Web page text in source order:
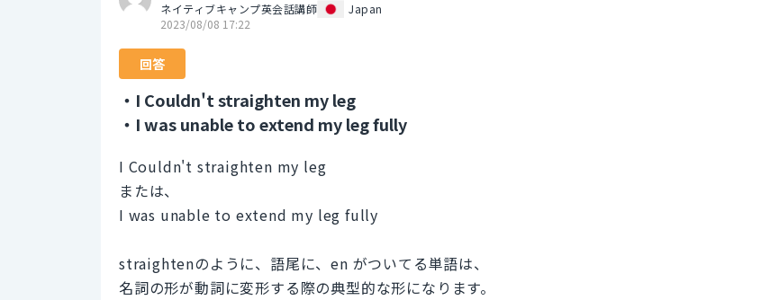
ネイティブキャンプ英会話講師
Japan
2023/08/08 17:22
回答
・I Couldn't straighten my leg
・I was unable to extend my leg fully
I Couldn't straighten my leg
または、
I was unable to extend my leg fully
straightenのように、語尾に、en がついてる単語は、
名詞の形が動詞に変形する際の典型的な形になります。